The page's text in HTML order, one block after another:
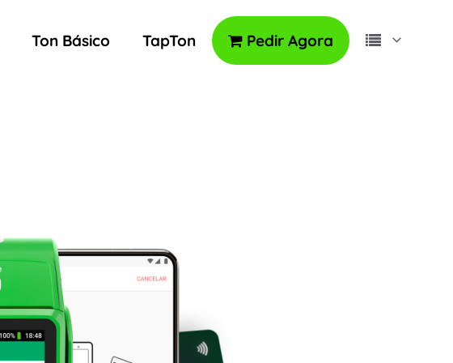
Ton Básico TapTon Pedir Agora